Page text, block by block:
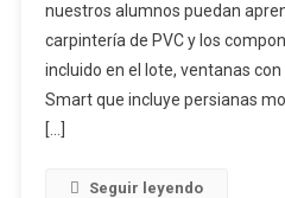
nuestros alumnos puedan
carpintería de PVC y los
incluido en el lote, ventanas
Smart que incluye persianas
[…]
Seguir leyendo